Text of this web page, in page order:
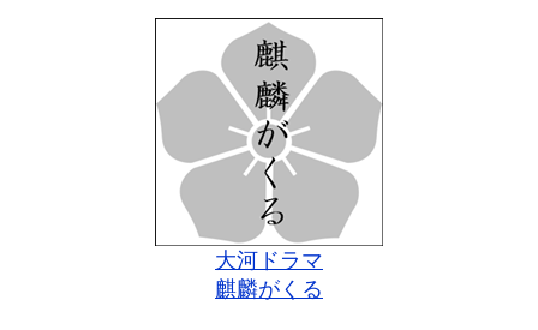
大河ドラマ
麒麟がくる